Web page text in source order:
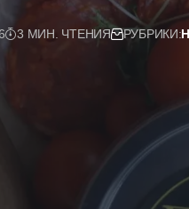
3 МИН. ЧТЕНИЯ РУБРИКИ: